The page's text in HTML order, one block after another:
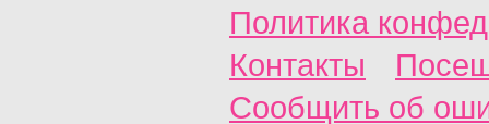
Политика
Контакты
Сообщить об